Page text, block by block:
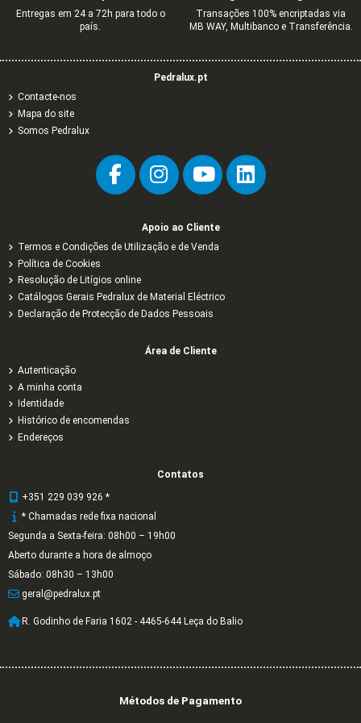
Entregas em 24 a 72h para todo o
país.
Transações 100% encriptadas via
MB WAY, Multibanco e Transferência.
Pedralux.pt
Contacte-nos
Mapa do site
Somos Pedralux
Apoio ao Cliente
Termos e Condições de Utilização e de Venda
Política de Cookies
Resolução de Litígios online
Catálogos Gerais Pedralux de Material Eléctrico
Declaração de Protecção de Dados Pessoais
Área de Cliente
Autenticação
A minha conta
Identidade
Histórico de encomendas
Endereços
Contatos
+351 229 039 926 *
* Chamadas rede fixa nacional
Segunda a Sexta-feira: 08h00 – 19h00
Aberto durante a hora de almoço
Sábado: 08h30 – 13h00
geral@pedralux.pt
R. Godinho de Faria 1602 - 4465-644 Leça do Balio
Métodos de Pagamento